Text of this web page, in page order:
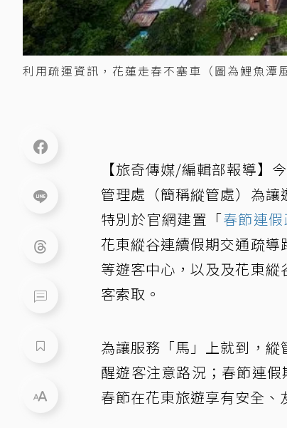
利用疏運資訊，花蓮走春不塞車（圖為鯉魚
【旅奇傳媒/編輯部報導】
管理處（簡稱縱管處）為讓
特別於官網建置「春節連
花東縱谷連續假期交通疏
等遊客中心，以及及花東
客索取。
為讓服務「馬」上就到，
醒遊客注意路況；春節連
春節在花東旅遊享有安全、